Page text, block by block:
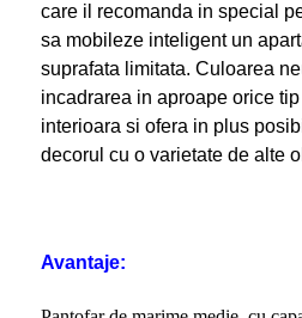
care il recomanda in special
sa mobileze inteligent un
suprafata limitata. Culoarea
incadrarea in aproape orice
interioara si ofera in plus
decorul cu o varietate de alte
Avantaje: